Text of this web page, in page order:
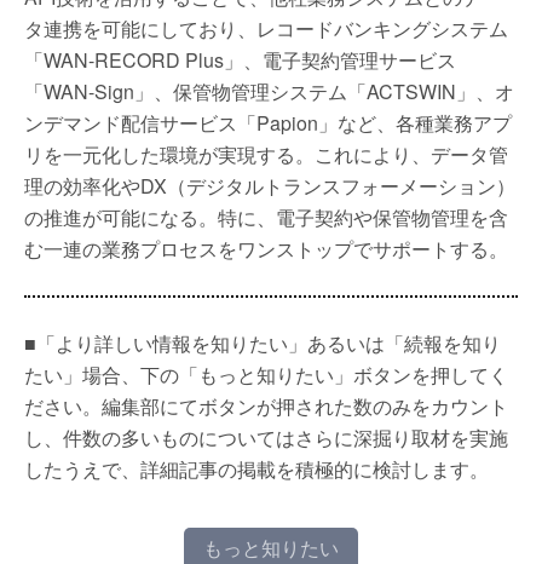
タ連携を可能にしており、レコードバンキングシステム
「WAN-RECORD Plus」、電子契約管理サービス
「WAN-Sign」、保管物管理システム「ACTSWIN」、オ
ンデマンド配信サービス「Papion」など、各種業務アプ
リを一元化した環境が実現する。これにより、データ管
理の効率化やDX（デジタルトランスフォーメーション）
の推進が可能になる。特に、電子契約や保管物管理を含
む一連の業務プロセスをワンストップでサポートする。
■「より詳しい情報を知りたい」あるいは「続報を知り
たい」場合、下の「もっと知りたい」ボタンを押してく
ださい。編集部にてボタンが押された数のみをカウント
し、件数の多いものについてはさらに深掘り取材を実施
したうえで、詳細記事の掲載を積極的に検討します。
もっと知りたい